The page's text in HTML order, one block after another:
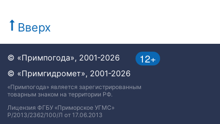
Вверх
12+
© «Примпогода», 2001-2026
© «Примгидромет», 2001-2026
«Примпогода» является зарегистрированным
товарным знаком на территории РФ.
Лицензия ФГБУ «Приморское УГМС»
Р/2013/2362/100/Л от 17.06.2013